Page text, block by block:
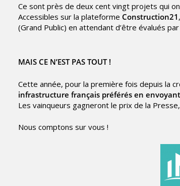
Ce sont près de deux cent vingt projets qui
Accessibles sur la plateforme Construction21
(Grand Public) en attendant d’être évalués
MAIS CE N’EST PAS TOUT !
Cette année, pour la première fois depuis la
infrastructure français préférés en
Les vainqueurs gagneront le prix de la
Nous comptons sur vous !